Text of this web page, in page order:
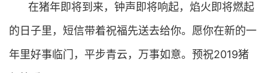
在猪年即将到来，钟声即将响起，焰火即将燃起
的日子里，短信带着祝福先送去给你。愿你在新的一
年里好事临门，平步青云，万事如意。预祝2019猪